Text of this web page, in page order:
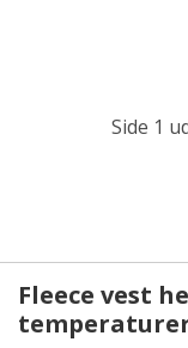
Side 1
Fleece vest